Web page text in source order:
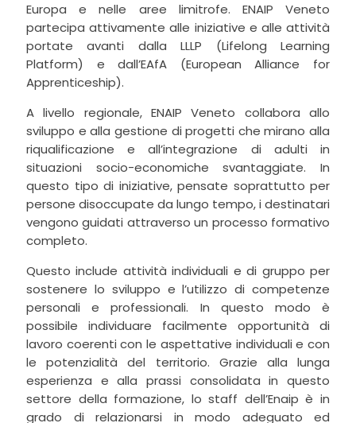
Europa e nelle aree limitrofe. ENAIP Veneto
partecipa attivamente alle iniziative e alle attività
portate avanti dalla LLLP (Lifelong Learning
Platform) e dall’EAfA (European Alliance for
Apprenticeship).
A livello regionale, ENAIP Veneto collabora allo
sviluppo e alla gestione di progetti che mirano alla
riqualificazione e all’integrazione di adulti in
situazioni socio-economiche svantaggiate. In
questo tipo di iniziative, pensate soprattutto per
persone disoccupate da lungo tempo, i destinatari
vengono guidati attraverso un processo formativo
completo.
Questo include attività individuali e di gruppo per
sostenere lo sviluppo e l’utilizzo di competenze
personali e professionali. In questo modo è
possibile individuare facilmente opportunità di
lavoro coerenti con le aspettative individuali e con
le potenzialità del territorio. Grazie alla lunga
esperienza e alla prassi consolidata in questo
settore della formazione, lo staff dell’Enaip è in
grado di relazionarsi in modo adeguato ed